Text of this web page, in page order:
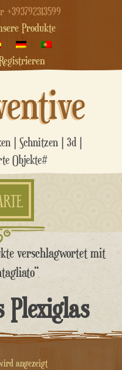
Produkte
| Schnitzen | 3d |
Objekte#
verschlagwortet mit
Plexiglas
angezeigt